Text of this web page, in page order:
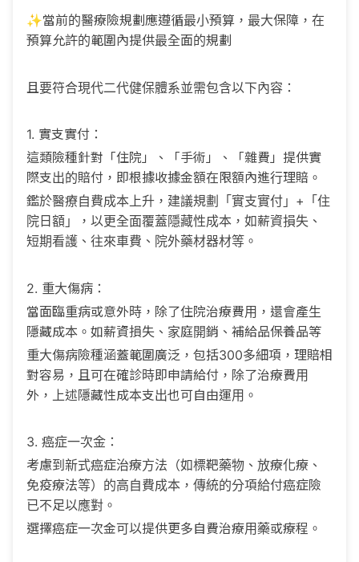
✨當前的醫療險規劃應遵循最小預算，最大保障，在
預算允許的範圍內提供最全面的規劃
且要符合現代二代健保體系並需包含以下內容：
1. 實支實付：
這類險種針對「住院」、「手術」、「雜費」提供實
際支出的賠付，即根據收據金額在限額內進行理賠。
鑑於醫療自費成本上升，建議規劃「實支實付」+「住
院日額」，以更全面覆蓋隱藏性成本，如薪資損失、
短期看護、往來車費、院外藥材器材等。
2. 重大傷病：
當面臨重病或意外時，除了住院治療費用，還會產生
隱藏成本。如薪資損失、家庭開銷、補給品保養品等
重大傷病險種涵蓋範圍廣泛，包括300多細項，理賠相
對容易，且可在確診時即申請給付，除了治療費用
外，上述隱藏性成本支出也可自由運用。
3. 癌症一次金：
考慮到新式癌症治療方法（如標靶藥物、放療化療、
免疫療法等）的高自費成本，傳統的分項給付癌症險
已不足以應對。
選擇癌症一次金可以提供更多自費治療用藥或療程。